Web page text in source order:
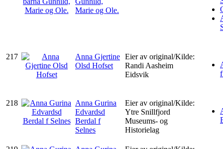
Marie og Ole.
217
Anna Gjertine
Olsd Hofset
Eier av original/Kilde:
Randi Aasheim
Eidsvik
218
Anna Gurina
Edvardsd
Berdal f
Selnes
Eier av original/Kilde:
Ytre Snillfjord
Museums- og
Historielag